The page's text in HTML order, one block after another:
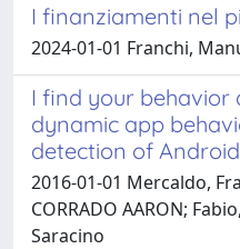
I finanziamenti nel
2024-01-01 Franchi,
I find your behavior
dynamic app
detection of
2016-01-01 Mercaldo,
CORRADO AARON;
Saracino